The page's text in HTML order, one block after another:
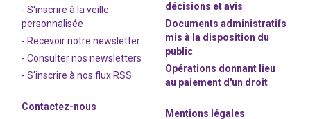
- S'inscrire à la veille
personnalisée
- Recevoir notre newsletter
- Consulter nos newsletters
-S'inscrire à nos flux RSS
Contactez-nous
décisions et avis
Documents administratifs
mis à la disposition du
public
Opérations donnant lieu
au paiement d'un droit
Mentions légales